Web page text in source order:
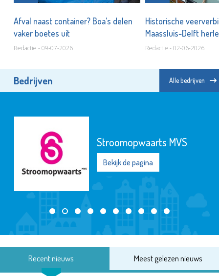
Afval naast container? Boa’s delen
vaker boetes uit
Redactie - 09-07-2026
Historische
Maassluis-Delft
Redactie - 02-06-2026
Bedrijven Alle bedrijven
Stroomopwaarts MVS
Bekijk de pagina
Recent nieuws Meest gelezen nieuws